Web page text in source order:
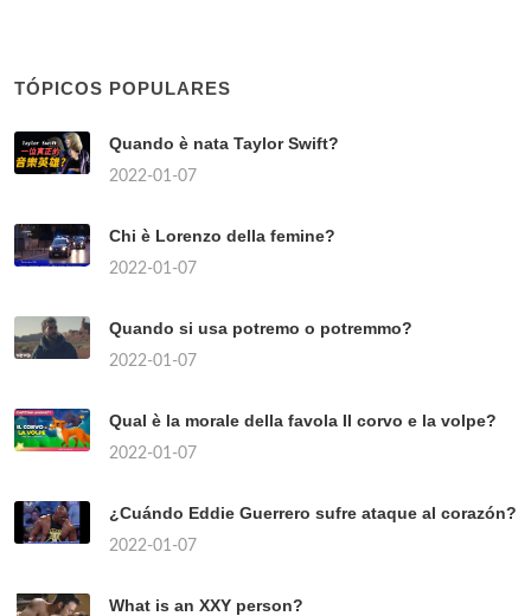
TÓPICOS POPULARES
Quando è nata Taylor Swift?
2022-01-07
Chi è Lorenzo della femine?
2022-01-07
Quando si usa potremo o potremmo?
2022-01-07
Qual è la morale della favola Il corvo e la volpe?
2022-01-07
¿Cuándo Eddie Guerrero sufre ataque al corazón?
2022-01-07
What is an XXY person?